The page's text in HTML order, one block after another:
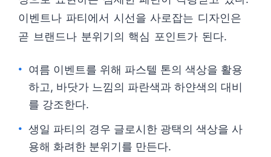
이벤트나 파티에서 시선을 사로잡는 디자인은
곧 브랜드나 분위기의 핵심 포인트가 된다.
여름 이벤트를 위해 파스텔 톤의 색상을 활용
하고, 바닷가 느낌의 파란색과 하얀색의 대비
를 강조한다.
생일 파티의 경우 글로시한 광택의 색상을 사
용해 화려한 분위기를 만든다.